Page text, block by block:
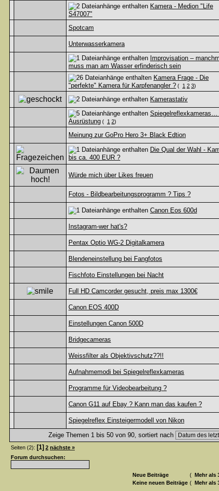
Kamera - Medion "Life
S47007"
Spotcam
Unterwasserkamera
Improvisation –
muss man am Wasser erfinderisch sein
Kamera Frage - Die
"perfekte" Kamera für Karpfenangler ? ( 1 2 3)
Kamerastativ
Spiegelreflexkameras…
Ausrüstung ( 1 2)
Meinung zur GoPro Hero 3+ Black Edtion
Die Qual der Wahl -
bis ca. 400 EUR ?
Würde mich über Likes freuen
Fotos - Bildbearbeitungsprogramm ? Tips ?
Canon Eos 600d
Instagram-wer hat's?
Pentax Optio WG-2 Digitalkamera
Blendeneinstellung bei Fangfotos
Fischfoto Einstellungen bei Nacht
Full HD Camcorder gesucht, preis max 1300€
Canon EOS 400D
Einstellungen Canon 500D
Bridgecameras
Weissfilter als Objektivschutz??!!
Aufnahmemodi bei Spiegelreflexkameras
Programme für Videobearbeitung ?
Canon G11 auf Ebay ? Kann man das kaufen ?
Spiegelreflex Einsteigermodell von Nikon
Zeige Themen 1 bis 50 von 90, sortiert nach
Seiten (2): [1] 2 nächste »
Forum durchsuchen:
Neue Beiträge ( Mehr als
Keine neuen Beiträge ( Mehr als